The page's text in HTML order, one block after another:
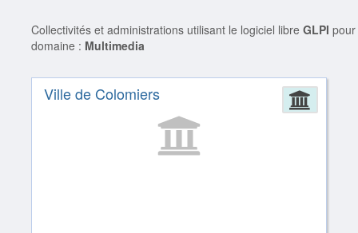
Collectivités et administrations utilisant le logiciel libreGLPI
domaine : Multimedia
Ville de Colomiers